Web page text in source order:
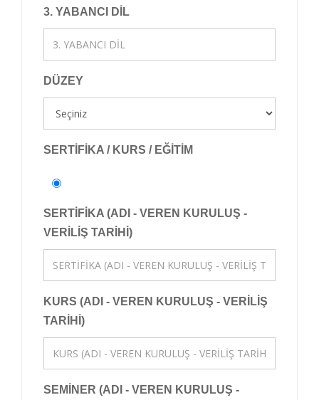
3. YABANCI DİL
DÜZEY
SERTİFİKA / KURS / EĞİTİM
SERTİFİKA (ADI - VEREN KURULUŞ -
VERİLİŞ TARİHİ)
KURS (ADI - VEREN KURULUŞ - VERİLİŞ
TARİHİ)
SEMİNER (ADI - VEREN KURULUŞ -